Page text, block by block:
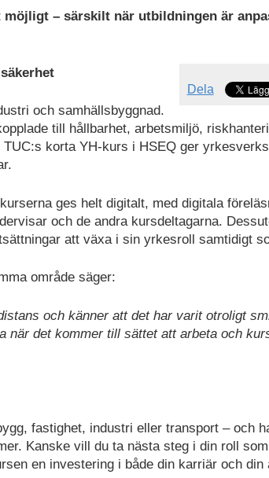
– särskilt när utbildningen är
Dela
och samhällsbyggnad.
till hållbarhet, arbetsmiljö,
korta YH-kurs i HSEQ ger
ges helt digitalt, med digitala
och de andra kursdeltagarna.
att växa i sin yrkesroll samtidigt
område säger:
och känner att det har varit otroligt
när det kommer till sättet att arbeta och
fastighet, industri eller transport – och
Kanske vill du ta nästa steg i din roll
en investering i både din karriär och din